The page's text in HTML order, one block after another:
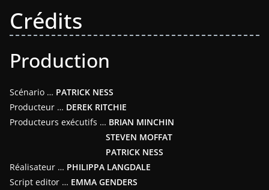
Crédits
Production
Scénario … PATRICK NESS
Producteur … DEREK RITCHIE
Producteurs exécutifs … BRIAN MINCHIN
STEVEN MOFFAT
PATRICK NESS
Réalisateur … PHILIPPA LANGDALE
Script editor … EMMA GENDERS